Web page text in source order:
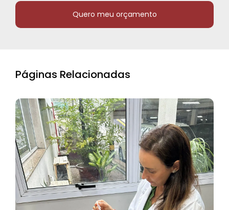
Quero meu orçamento
Páginas Relacionadas